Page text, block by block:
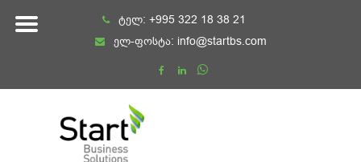
ტელ: +995 322 18 38 21
ელ-ფოსტა: info@startbs.com